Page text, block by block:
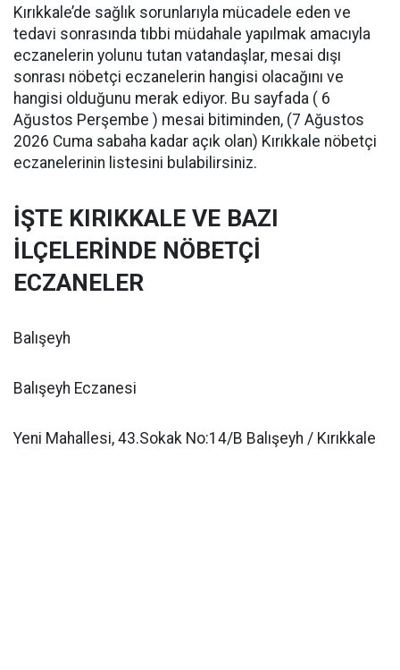
Kırıkkale’de sağlık sorunlarıyla mücadele eden ve
tedavi sonrasında tıbbi müdahale yapılmak amacıyla
eczanelerin yolunu tutan vatandaşlar, mesai dışı
sonrası nöbetçi eczanelerin hangisi olacağını ve
hangisi olduğunu merak ediyor. Bu sayfada ( 6
Ağustos Perşembe ) mesai bitiminden, (7 Ağustos
2026 Cuma sabaha kadar açık olan) Kırıkkale nöbetçi
eczanelerinin listesini bulabilirsiniz.
İŞTE KIRIKKALE VE BAZI
İLÇELERİNDE NÖBETÇİ
ECZANELER
Balışeyh
Balışeyh Eczanesi
Yeni Mahallesi, 43.Sokak No:14/B Balışeyh / Kırıkkale